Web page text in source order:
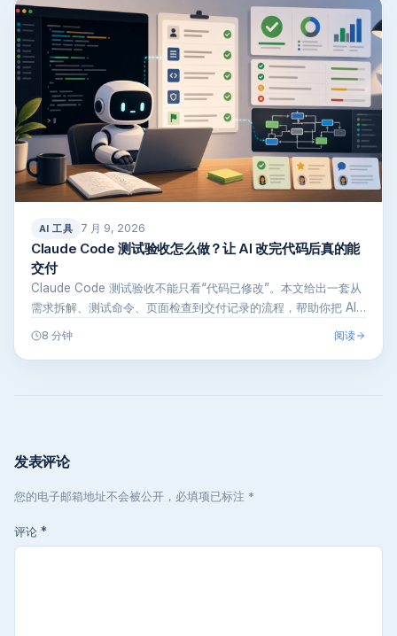
AI 工具 7 月 9, 2026
Claude Code 测试验收怎么做？让 AI 改完代码后真的能
交付
Claude Code 测试验收不能只看“代码已修改”。本文给出一套从
需求拆解、测试命令、页面检查到交付记录的流程，帮助你把 AI…
8 分钟 阅读
发表评论
您的电子邮箱地址不会被公开，必填项已标注 *
评论 *